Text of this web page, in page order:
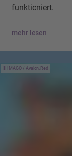
funktioniert.
mehr lesen
IMAGO / Avalon.Red